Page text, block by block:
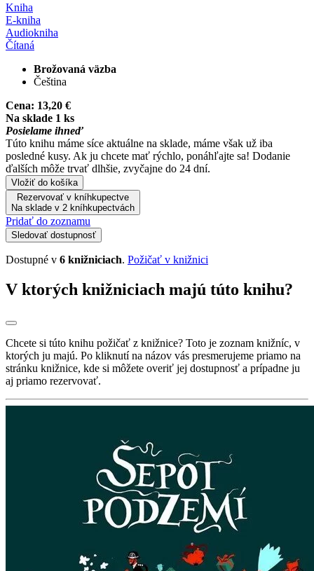
Kniha
E-kniha
Audiokniha
Čítaná
Brožovaná väzba
Čeština
Cena: 13,20 €
Na sklade 1 ks
Posielame ihneď
Túto knihu máme síce aktuálne na sklade, máme však už iba
posledné kusy. Ak ju chcete mať rýchlo, ponáhľajte sa! Dodanie
ďalších môže trvať dlhšie, zvyčajne do 24 dní.
Vložiť do košíka
Rezervovať v kníhkupectve
Na sklade v 2 kníhkupectvách
Pridať do zoznamu
Sledovať dostupnosť
Dostupné v 6 knižniciach. Požičať v knižnici
V ktorých knižniciach majú túto knihu?
Chcete si túto knihu požičať z knižnice? Toto je zoznam knižníc, v
ktorých ju majú. Po kliknutí na názov vás presmerujeme priamo na
stránku knižnice, kde si môžete overiť jej dostupnosť a prípadne ju
aj priamo rezervovať.